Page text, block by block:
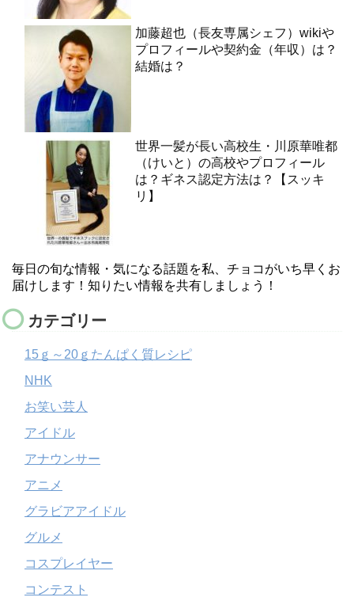
加藤超也（長友専属シェフ）wikiや
プロフィールや契約金（年収）は？
結婚は？
世界一髪が長い高校生・川原華唯都
（けいと）の高校やプロフィール
は？ギネス認定方法は？【スッキ
リ】
毎日の旬な情報・気になる話題を私、チョコがいち早くお
届けします！知りたい情報を共有しましょう！
カテゴリー
15ｇ～20ｇたんぱく質レシピ
NHK
お笑い芸人
アイドル
アナウンサー
アニメ
グラビアアイドル
グルメ
コスプレイヤー
コンテスト